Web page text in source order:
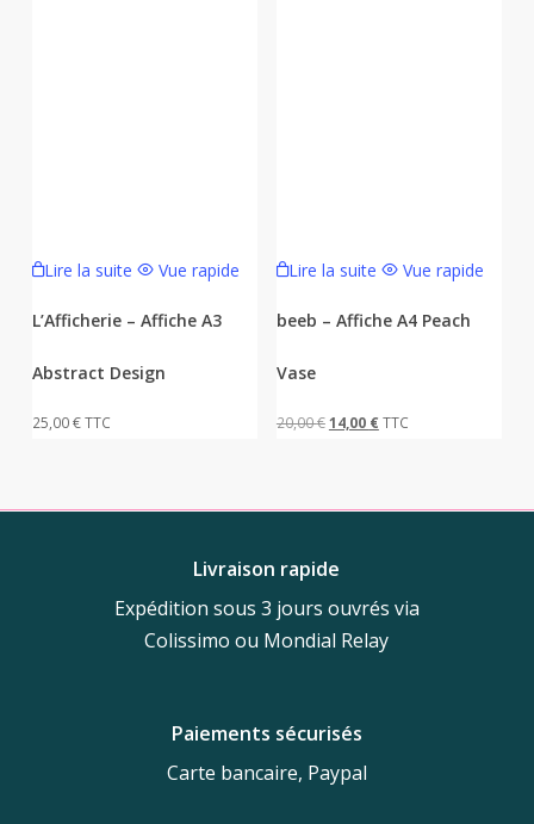
Lire la suite Vue rapide
L’Afficherie – Affiche A3
Abstract Design
25,00€TTC
Lire la suite Vue rapide
beeb – Affiche A4 Peach
Vase
20,00€Le
était :
14,00 €Le
est :
TTC
Livraison rapide
Expédition sous 3 jours ouvrés via
Colissimo ou Mondial Relay
Paiements sécurisés
Carte bancaire, Paypal